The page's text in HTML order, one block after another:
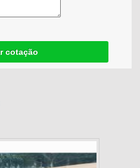
cotação